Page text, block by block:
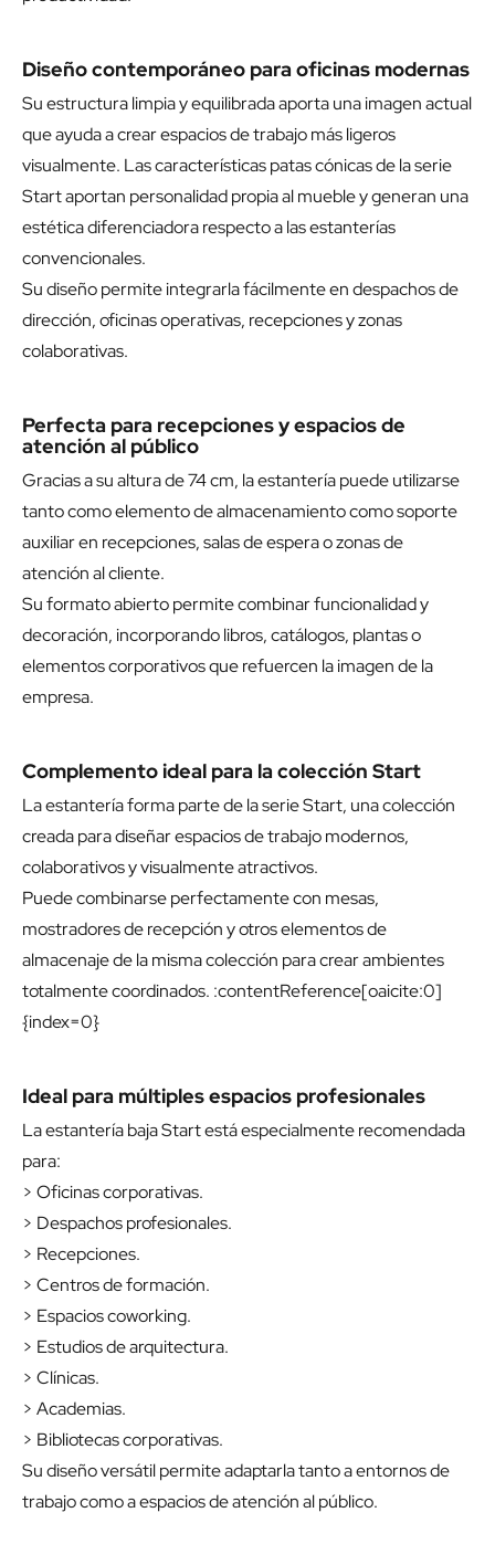
Diseño contemporáneo para oficinas modernas
Su estructura limpia y equilibrada aporta una imagen actual
que ayuda a crear espacios de trabajo más ligeros
visualmente. Las características patas cónicas de la serie
Start aportan personalidad propia al mueble y generan una
estética diferenciadora respecto a las estanterías
convencionales.
Su diseño permite integrarla fácilmente en despachos de
dirección, oficinas operativas, recepciones y zonas
colaborativas.
Perfecta para recepciones y espacios de
atención al público
Gracias a su altura de 74 cm, la estantería puede utilizarse
tanto como elemento de almacenamiento como soporte
auxiliar en recepciones, salas de espera o zonas de
atención al cliente.
Su formato abierto permite combinar funcionalidad y
decoración, incorporando libros, catálogos, plantas o
elementos corporativos que refuercen la imagen de la
empresa.
Complemento ideal para la colección Start
La estantería forma parte de la serie Start, una colección
creada para diseñar espacios de trabajo modernos,
colaborativos y visualmente atractivos.
Puede combinarse perfectamente con mesas,
mostradores de recepción y otros elementos de
almacenaje de la misma colección para crear ambientes
totalmente coordinados. :contentReference[oaicite:0]
{index=0}
Ideal para múltiples espacios profesionales
La estantería baja Start está especialmente recomendada
para:
> Oficinas corporativas.
> Despachos profesionales.
> Recepciones.
> Centros de formación.
> Espacios coworking.
> Estudios de arquitectura.
> Clínicas.
> Academias.
> Bibliotecas corporativas.
Su diseño versátil permite adaptarla tanto a entornos de
trabajo como a espacios de atención al público.